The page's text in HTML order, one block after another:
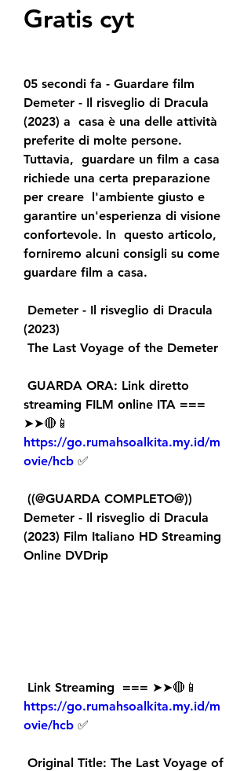
Gratis cyt
05 secondi fa - Guardare film
Demeter - Il risveglio di Dracula
(2023) a  casa è una delle attività
preferite di molte persone.
Tuttavia,  guardare un film a casa
richiede una certa preparazione
per creare  l'ambiente giusto e
garantire un'esperienza di visione
confortevole. In  questo articolo,
forniremo alcuni consigli su come
guardare film a casa.
(2023)
The Last Voyage of the Demeter
streaming FILM online ITA ===
https://go.rumahsoalkita.my.id/m
ovie/hcb ✅
Demeter - Il risveglio di Dracula
(2023) Film Italiano HD Streaming
Online DVDrip
https://go.rumahsoalkita.my.id/m
ovie/hcb ✅